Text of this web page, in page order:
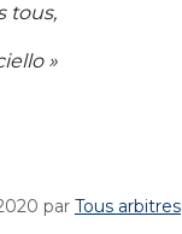
tous,
»
par Tous arbitres